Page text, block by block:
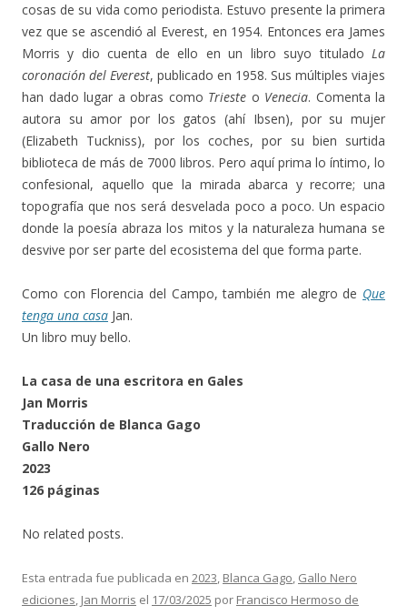
cosas de su vida como periodista. Estuvo presente la primera
vez que se ascendió al Everest, en 1954. Entonces era James
Morris y dio cuenta de ello en un libro suyo titulado La
coronación del Everest, publicado en 1958. Sus múltiples viajes
han dado lugar a obras como Trieste o Venecia. Comenta la
autora su amor por los gatos (ahí Ibsen), por su mujer
(Elizabeth Tuckniss), por los coches, por su bien surtida
biblioteca de más de 7000 libros. Pero aquí prima lo íntimo, lo
confesional, aquello que la mirada abarca y recorre; una
topografía que nos será desvelada poco a poco. Un espacio
donde la poesía abraza los mitos y la naturaleza humana se
desvive por ser parte del ecosistema del que forma parte.
Como con Florencia del Campo, también me alegro de Que
tenga una casa Jan.
Un libro muy bello.
La casa de una escritora en Gales
Jan Morris
Traducción de Blanca Gago
Gallo Nero
2023
126 páginas
No related posts.
Esta entrada fue publicada en 2023, Blanca Gago, Gallo Nero
ediciones, Jan Morris el 17/03/2025 por Francisco Hermoso de